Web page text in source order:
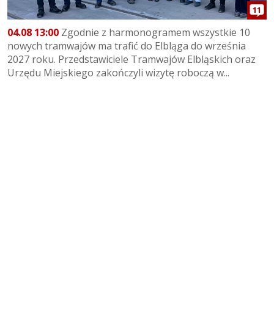
11
04.08 13:00 Zgodnie z harmonogramem wszystkie 10
nowych tramwajów ma trafić do Elbląga do września
2027 roku. Przedstawiciele Tramwajów Elbląskich oraz
Urzędu Miejskiego zakończyli wizytę roboczą w...